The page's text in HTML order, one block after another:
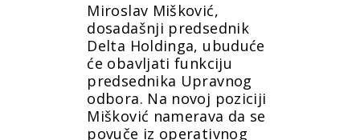
Miroslav Mišković,
dosadašnji predsednik
Delta Holdinga, ubuduće
će obavljati funkciju
predsednika Upravnog
odbora. Na novoj poziciji
Mišković namerava da se
povuče iz operativnog